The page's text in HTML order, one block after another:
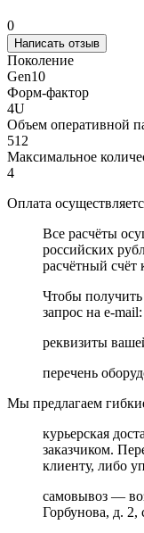
0
Написать отзыв
Поколение
Gen10
Форм-фактор
4U
Объем оперативной
512
Максимальное
4
Оплата
Все расчёты
российских
расчётный
Чтобы
запрос на e-
реквизиты
перечень
Мы предлагаем
курьерская
заказчиком.
клиенту, либо
самовывоз —
Горбунова, д. 2,